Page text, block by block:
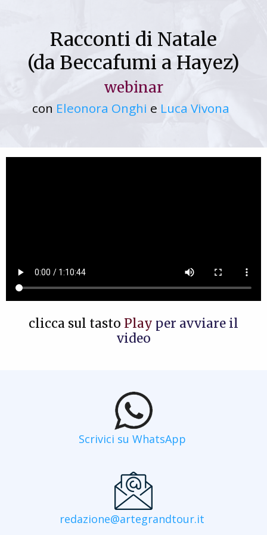
Racconti di Natale
(da Beccafumi a Hayez)
webinar
con Eleonora Onghi e Luca Vivona
clicca sul tasto Play per avviare il
video
Scrivici su WhatsApp
redazione@artegrandtour.it